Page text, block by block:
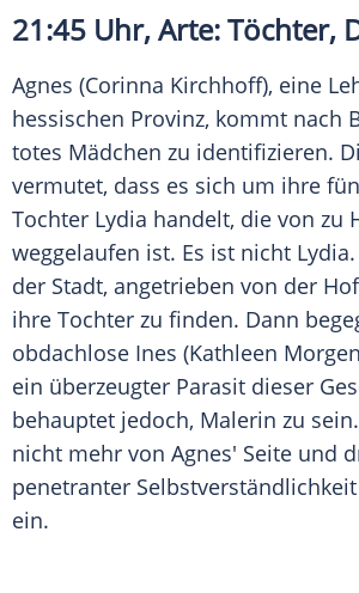
21:45 Uhr, Arte: Töchter,
Agnes (Corinna Kirchhoff), eine
hessischen Provinz, kommt nach
totes Mädchen zu identifizieren.
vermutet, dass es sich um ihre
Tochter Lydia handelt, die von zu
weggelaufen ist. Es ist nicht
der Stadt, angetrieben von der
ihre Tochter zu finden. Dann
obdachlose Ines (Kathleen
ein überzeugter Parasit dieser
behauptet jedoch, Malerin zu
nicht mehr von Agnes' Seite und
penetranter Selbstverständlichkeit
ein.